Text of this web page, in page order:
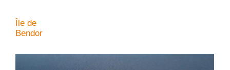
Île de
Bendor